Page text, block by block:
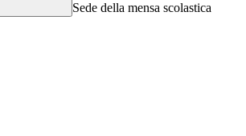
Sede della mensa scolastica